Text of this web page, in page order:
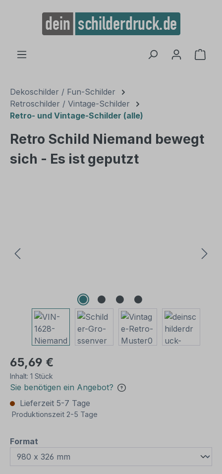
springen
Dekoschilder / Fun-Schilder
Retroschilder / Vintage-Schilder
Retro- und Vintage-Schilder (alle)
Retro Schild Niemand bewegt
sich - Es ist geputzt
65,69 €
Inhalt: 1 Stück
Sie benötigen ein Angebot?
Lieferzeit 5-7 Tage
Produktionszeit 2-5 Tage
Format